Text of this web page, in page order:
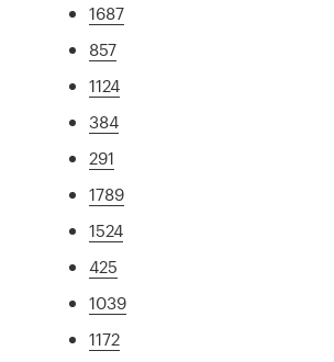
1687
857
1124
384
291
1789
1524
425
1039
1172